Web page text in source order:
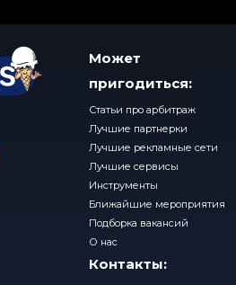
Может
пригодиться:
Статьи про арбитраж
Лучшие партнерки
Лучшие рекламные сети
Лучшие сервисы
Инструменты
Ближайшие мероприятия
Подборка вакансий
О нас
Контакты: